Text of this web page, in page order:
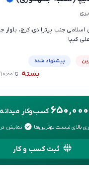
اسلامی جنب پیتزا دی،کرج،
کیپا
پیشنهاد شده
بسته تا 10:00
650,000 کسب‌وکار میدانه
بالای لیست بهترین‌ها نمایش
ثبت کسب و کار